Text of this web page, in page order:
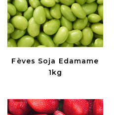
Fèves Soja Edamame
1kg